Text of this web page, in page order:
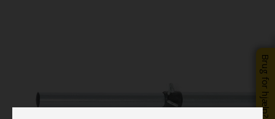
Brug for hjælp?